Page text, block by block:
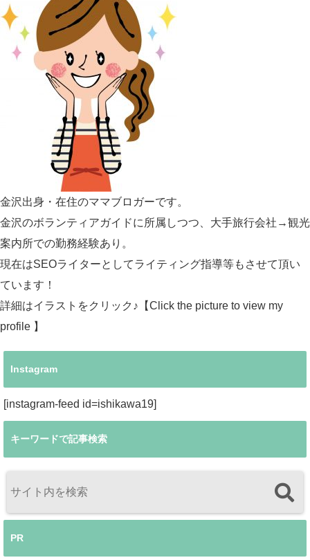
金沢出身・在住のママブロガーです。
金沢のボランティアガイドに所属しつつ、大手旅行会社→観光
案内所での勤務経験あり。
現在はSEOライターとしてライティング指導等もさせて頂い
ています！
詳細はイラストをクリック♪【Click the picture to view my
profile 】
Instagram
[instagram-feed id=ishikawa19]
キーワードで記事検索
PR